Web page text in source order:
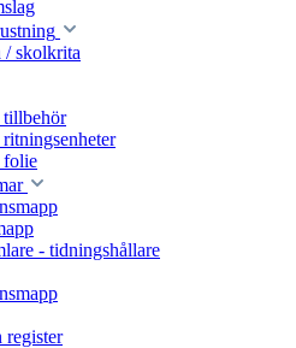
/ skolkrita
folie
- tidningshållare
register